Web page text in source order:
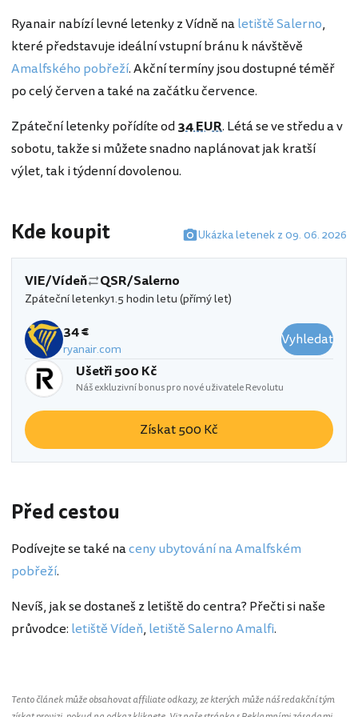
Ryanair nabízí levné letenky z Vídně naletiště Salerno,
které představuje ideální vstupní bránu k návštěvě
Amalfského pobřeží. Akční termíny jsou dostupné téměř
po celý červen a také na začátku července.
Zpáteční letenky pořídíte od34 EUR. Létá se ve středu a v
sobotu, takže si můžete snadno naplánovat jak kratší
výlet, tak i týdenní dovolenou.
Kde koupit Ukázka letenek z 09. 06. 2026
VIE/Vídeň QSR/Salerno
Zpáteční letenky1.5 hodin letu (přímý let)
34 €
ryanair.com
Vyhledat
Ušetři 500 Kč
Náš exkluzivní bonus pro nové uživatele Revolutu
Získat 500 Kč
Před cestou
Podívejte se také naceny ubytování na Amalfském
pobřeží.
Nevíš, jak se dostaneš z letiště do centra? Přečti si naše
průvodce: letiště Vídeň, letiště Salerno Amalfi.
Tento článek může obsahovat affiliate odkazy, ze kterých může náš redakční tým